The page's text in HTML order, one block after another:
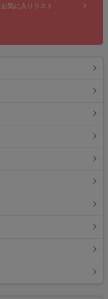
お気に入りリスト